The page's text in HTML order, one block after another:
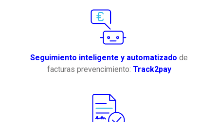
Seguimiento inteligente y automatizado de
facturas prevencimiento: Track2pay